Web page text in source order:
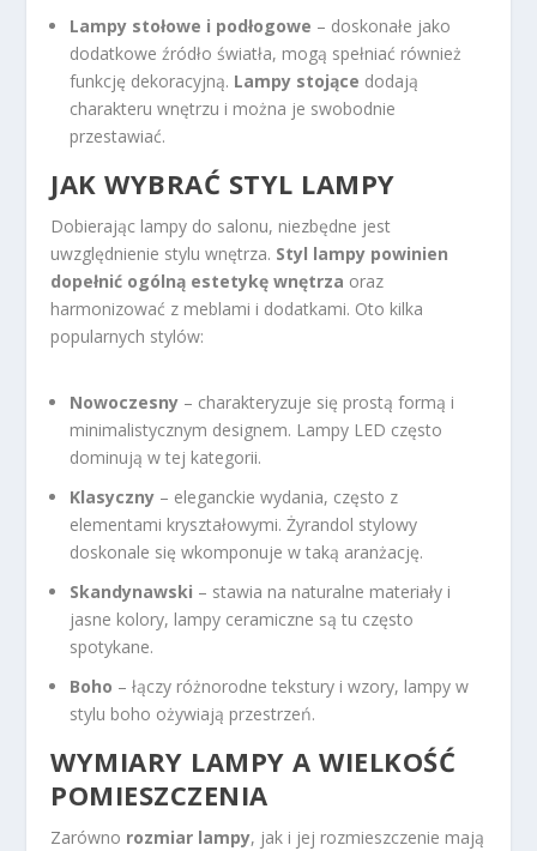
Lampy stołowe i podłogowe – doskonałe jako
dodatkowe źródło światła, mogą spełniać również
funkcję dekoracyjną. Lampy stojące dodają
charakteru wnętrzu i można je swobodnie
przestawiać.
JAK WYBRAĆ STYL LAMPY
Dobierając lampy do salonu, niezbędne jest
uwzględnienie stylu wnętrza. Styl lampy powinien
dopełnić ogólną estetykę wnętrza oraz
harmonizować z meblami i dodatkami. Oto kilka
popularnych stylów:
Nowoczesny – charakteryzuje się prostą formą i
minimalistycznym designem. Lampy LED często
dominują w tej kategorii.
Klasyczny – eleganckie wydania, często z
elementami kryształowymi. Żyrandol stylowy
doskonale się wkomponuje w taką aranżację.
Skandynawski – stawia na naturalne materiały i
jasne kolory, lampy ceramiczne są tu często
spotykane.
Boho – łączy różnorodne tekstury i wzory, lampy w
stylu boho ożywiają przestrzeń.
WYMIARY LAMPY A WIELKOŚĆ
POMIESZCZENIA
Zarówno rozmiar lampy, jak i jej rozmieszczenie mają